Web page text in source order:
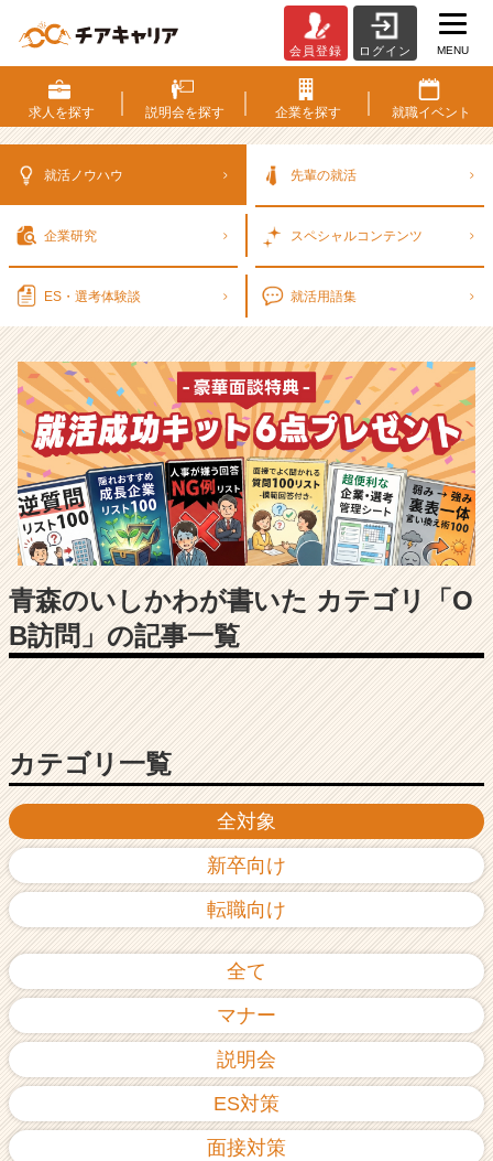
考
対
策・
ウ
ベ
ン
チ
ャ
ー・
成
長
企
業
か
ら
ス
カ
ウ
活
イ
チ
リ
（C
e
r
会員登録 ログイン MENU
求人を探す 説明会を探す 企業を探す 就職イベント
就活ノウハウ 先輩の就活
企業研究 スペシャルコンテンツ
ES・選考体験談 就活用語集
青森のいしかわが書いた カテゴリ「O
B訪問」の記事一覧
全対象
新卒向け
転職向け
全て
マナー
説明会
ES対策
面接対策
カテゴリ一覧